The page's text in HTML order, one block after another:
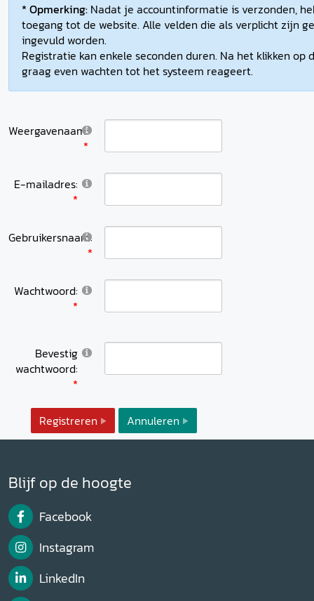
* Opmerking: Nadat je accountinformatie is verzonden,
toegang tot de website. Alle velden die als verplicht zijn
ingevuld worden.
Registratie kan enkele seconden duren. Na het klikken op
graag even wachten tot het systeem reageert.
Weergavenaam:
E-mailadres:
Gebruikersnaam:
Wachtwoord:
Bevestig
wachtwoord:
Registreren Annuleren
Blijf op de hoogte
Facebook
Instagram
LinkedIn